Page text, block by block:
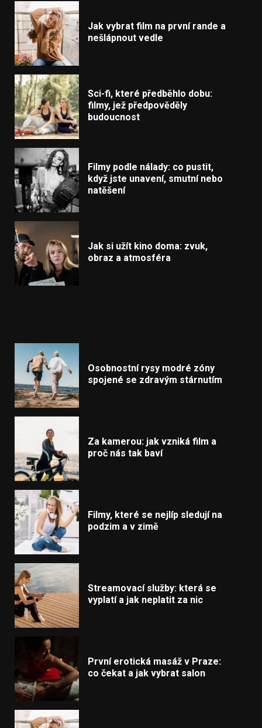
Jak vybrat film na první rande a
nešlápnout vedle
Sci-fi, které předběhlo dobu:
filmy, jež předpověděly
budoucnost
Filmy podle nálady: co pustit,
když jste unavení, smutní nebo
natěšení
Jak si užít kino doma: zvuk,
obraz a atmosféra
Osobnostní rysy modré zóny
spojené se zdravým stárnutím
Za kamerou: jak vzniká film a
proč nás tak baví
Filmy, které se nejlíp sledují na
podzim a v zimě
Streamovací služby: která se
vyplatí a jak neplatit za nic
První erotická masáž v Praze:
co čekat a jak vybrat salon